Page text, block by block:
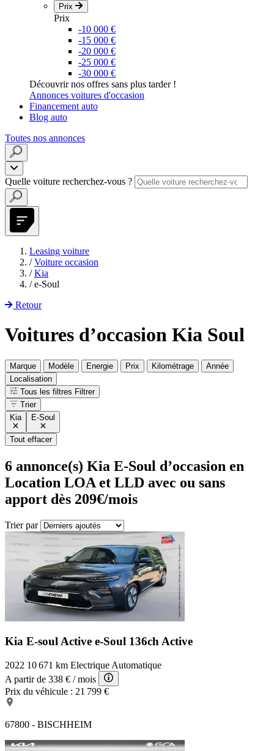
Prix
Prix
-10 000 €
-15 000 €
-20 000 €
-25 000 €
-30 000 €
Découvrir nos offres sans plus tarder !
Annonces voitures d'occasion
Financement auto
Blog auto
Toutes nos annonces
Quelle voiture recherchez-vous ?
Leasing voiture
/ Voiture occasion
/ Kia
/ e-Soul
Retour
Voitures d’occasion Kia Soul
Marque Modèle Energie Prix Kilométrage
Année
Localisation
Tous les filtres Filtrer
Trier
Kia
E-Soul
Tout effacer
6 annonce(s) Kia E-Soul d’occasion en
Location LOA et LLD avec ou sans
apport dès 209€/mois
Trier par
Kia E-soul Active e-Soul 136ch Active
2022 10 671 km Electrique Automatique
A partir de 338 € / mois
Prix du véhicule : 21 799 €
67800 - BISCHHEIM